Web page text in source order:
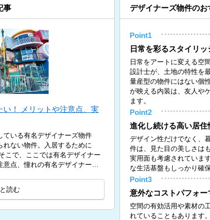
事
！ メリットや注意点、実
ている有名デザイナーズ物件
ない物件。入居するために
こで、ここでは有名デザイナー
点、憧れの有名デザイナーズ
読む
デザイナーズ物件のお
Point1
日常を彩るスタイリッ
日常をアートに変える空
設計士が、土地の特性を
量産型の物件にはない個
が映える内装は、友人や
ます。
Point2
進化し続ける高い居住
デザイン性だけでなく、
件は、見た目の美しさは
実用面も考慮されていま
な生活基盤もしっかり確
Point3
意外なコストパフォー
空間の有効活用や素材の
れていることもあります